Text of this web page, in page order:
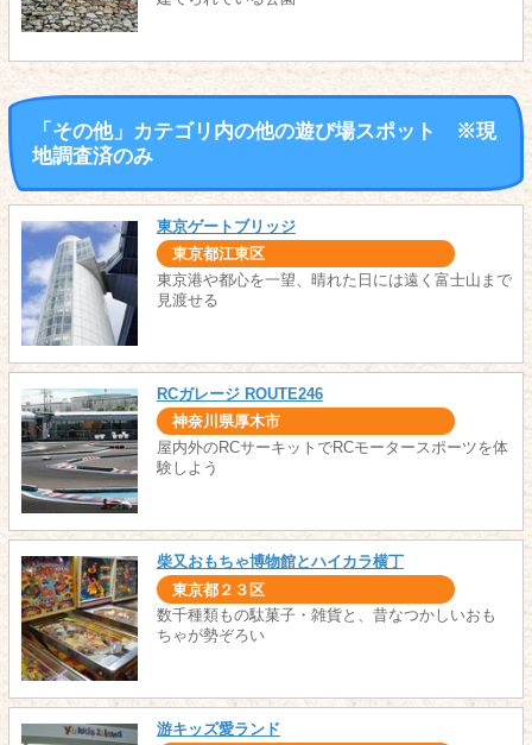
「その他」カテゴリ内の他の遊び場スポット ※現
地調査済のみ
東京ゲートブリッジ
東京都江東区
東京港や都心を一望、晴れた日には遠く富士山まで
見渡せる
RCガレージ ROUTE246
神奈川県厚木市
屋内外のRCサーキットでRCモータースポーツを体
験しよう
柴又おもちゃ博物館とハイカラ横丁
東京都２３区
数千種類もの駄菓子・雑貨と、昔なつかしいおも
ちゃが勢ぞろい
游キッズ愛ランド